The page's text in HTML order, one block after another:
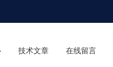
技术文章 在线留言